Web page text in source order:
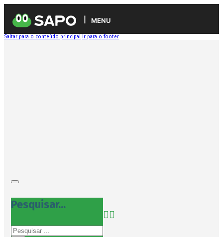
MENU
Saltar para o conteúdo principal Ir para o footer
Pesquisar...
Pesquisar